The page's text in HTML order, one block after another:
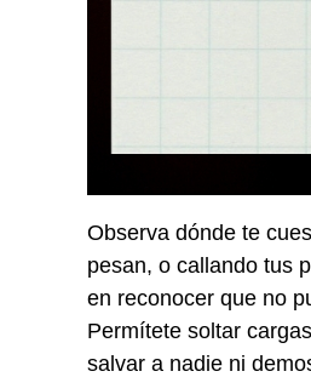
Observa dónde te
pesan, o callando tus
en reconocer que no
Permítete soltar
salvar a nadie ni